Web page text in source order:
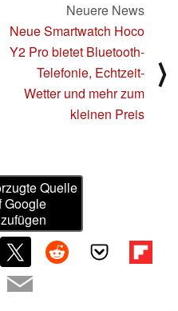
Neuere News
Neue Smartwatch Hoco
Y2 Pro bietet Bluetooth-
Telefonie, Echtzeit-
Wetter und mehr zum
kleinen Preis
⟩
Quelle
Google